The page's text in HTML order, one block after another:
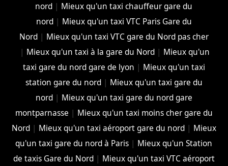
nord | Mieux qu'un taxi chauffeur gare du
nord| Mieux qu'un taxi VTC Paris Gare du
Nord| Mieux qu'un taxi VTC gare du Nord pas cher
| Mieux qu'un taxi à la gare du Nord | Mieux qu'un
taxi gare du nord gare de lyon | Mieux qu'un taxi
station gare du nord| Mieux qu'un taxi gare du
nord| Mieux qu'un taxi gare du nord gare
montparnasse | Mieux qu'un taxi moins cher gare du
Nord| Mieux qu'un taxi aéroport gare du nord| Mieux
qu'un taxi gare du nord à Paris | Mieux qu'un Station
de taxis Gare du Nord| Mieux qu'un taxi VTC aéroport